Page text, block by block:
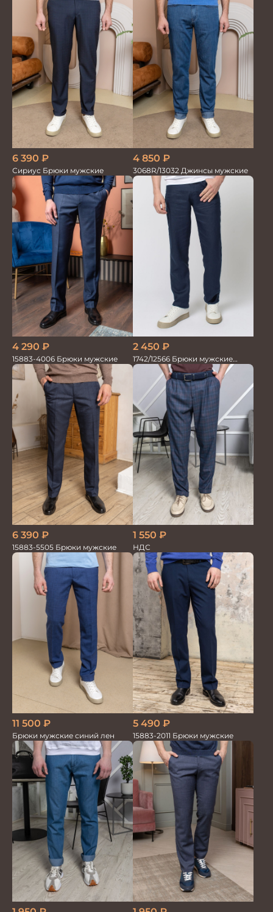
6 390 ₽
Сириус Брюки мужские
4 850 ₽
3068R/13032 Джинсы мужские
4 290 ₽
15883-4006 Брюки мужские
2 450 ₽
1742/12566 Брюки мужские
100%лён т.синие
6 390 ₽
15883-5505 Брюки мужские
1 550 ₽
НДС
11 500 ₽
Брюки мужские синий лен
5 490 ₽
15883-2011 Брюки мужские